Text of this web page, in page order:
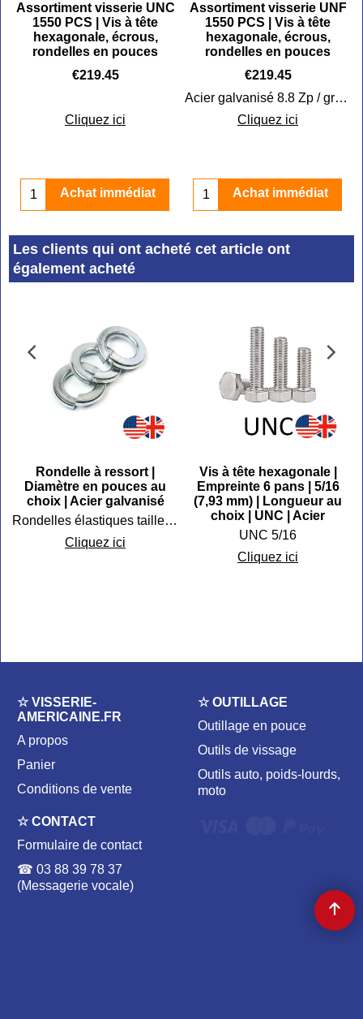
Assortiment visserie UNC
1550 PCS | Vis à tête
hexagonale, écrous,
rondelles en pouces
€219.45
Cliquez ici
Achat immédiat
Assortiment visserie UNF
1550 PCS | Vis à tête
hexagonale, écrous,
rondelles en pouces
€219.45
Acier galvanisé 8.8 Zp / grade 5
Cliquez ici
Achat immédiat
Les clients qui ont acheté cet article ont
également acheté
Rondelle à ressort |
Diamètre en pouces au
choix | Acier galvanisé
Rondelles élastiques tailles impériales
Cliquez ici
Vis à tête hexagonale |
Empreinte 6 pans | 5/16
(7,93 mm) | Longueur au
choix | UNC | Acier
UNC 5/16
Cliquez ici
☆ VISSERIE-
AMERICAINE.FR
A propos
Panier
Conditions de vente
☆ OUTILLAGE
Outillage en pouce
Outils de vissage
Outils auto, poids-lourds,
moto
☆ CONTACT
Formulaire de contact
☎ 03 88 39 78 37
(Messagerie vocale)